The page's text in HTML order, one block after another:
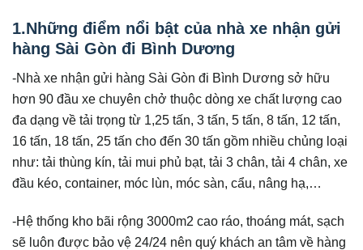
1.Những điểm nổi bật của nhà xe nhận gửi
hàng Sài Gòn đi Bình Dương
-Nhà xe nhận gửi hàng Sài Gòn đi Bình Dương sở hữu
hơn 90 đầu xe chuyên chở thuộc dòng xe chất lượng cao
đa dạng về tải trọng từ 1,25 tấn, 3 tấn, 5 tấn, 8 tấn, 12 tấn,
16 tấn, 18 tấn, 25 tấn cho đến 30 tấn gồm nhiều chủng loại
như: tải thùng kín, tải mui phủ bạt, tải 3 chân, tải 4 chân, xe
đầu kéo, container, móc lùn, móc sàn, cẩu, nâng hạ,…
-Hệ thống kho bãi rộng 3000m2 cao ráo, thoáng mát, sạch
sẽ luôn được bảo vệ 24/24 nên quý khách an tâm về hàng